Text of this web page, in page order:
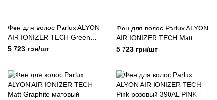
Фен для волос Parlux ALYON
AIR IONIZER TECH Green
зеленый
5 723 грн/шт
Фен для волос Parlux ALYON
AIR IONIZER TECH Matt
black черный матовый
5 723 грн/шт